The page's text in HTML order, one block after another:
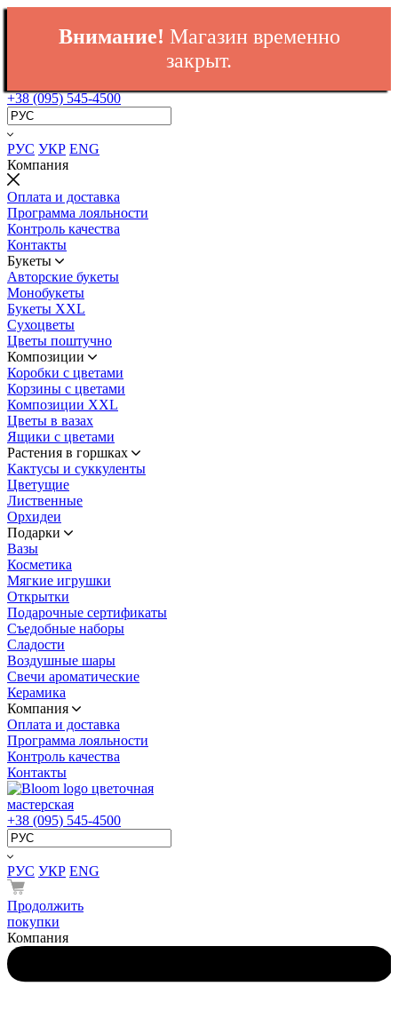
Внимание! Магазин временно
закрыт.
+38 (095) 545-4500
РУС УКР ENG
Компания
Оплата и доставка
Программа лояльности
Контроль качества
Контакты
Букеты
Авторские букеты
Монобукеты
Букеты XXL
Сухоцветы
Цветы поштучно
Композиции
Коробки с цветами
Корзины с цветами
Композиции XXL
Цветы в вазах
Ящики с цветами
Растения в горшках
Кактусы и суккуленты
Цветущие
Лиственные
Орхидеи
Подарки
Вазы
Косметика
Мягкие игрушки
Открытки
Подарочные сертификаты
Съедобные наборы
Сладости
Воздушные шары
Свечи ароматические
Керамика
Компания
Оплата и доставка
Программа лояльности
Контроль качества
Контакты
цветочная
мастерская
+38 (095) 545-4500
РУС УКР ENG
Продолжить
покупки
Компания